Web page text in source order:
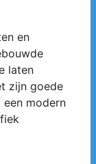
en
laten
zijn goede
een modern